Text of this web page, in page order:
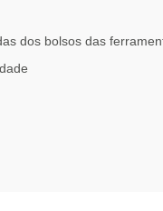
dos bolsos das